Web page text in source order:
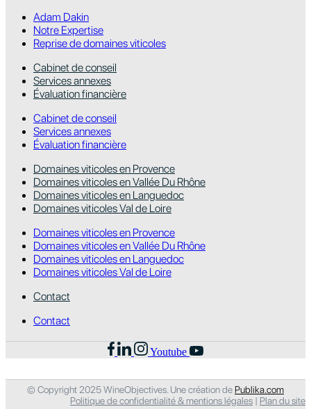
Adam Dakin
Notre Expertise
Reprise de domaines viticoles
Cabinet de conseil
Services annexes
Évaluation financière
Cabinet de conseil
Services annexes
Évaluation financière
Domaines viticoles en Provence
Domaines viticoles en Vallée Du Rhône
Domaines viticoles en Languedoc
Domaines viticoles Val de Loire
Domaines viticoles en Provence
Domaines viticoles en Vallée Du Rhône
Domaines viticoles en Languedoc
Domaines viticoles Val de Loire
Contact
Contact
Youtube
© Copyright 2025 WineObjectives. Une création de Publika.com
Politique de confidentialité & mentions légales | Plan du site